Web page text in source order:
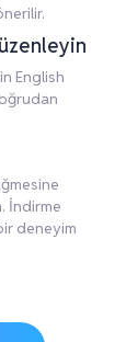
English
İndirme
deneyim